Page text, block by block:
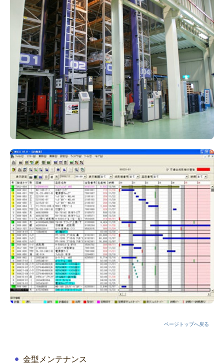
ページトップへ戻る
金型メンテナンス